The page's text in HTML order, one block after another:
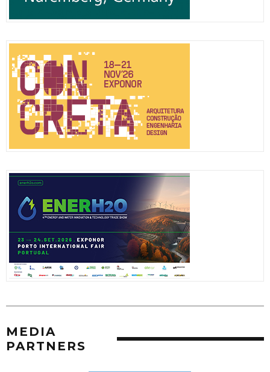
MEDIA
PARTNERS